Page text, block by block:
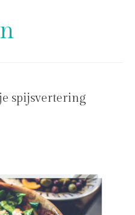
spijsvertering